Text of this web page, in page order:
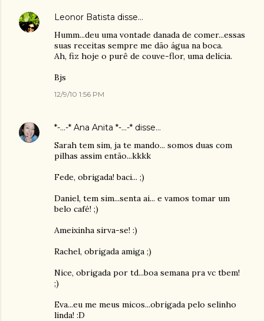
Leonor Batista disse…
Humm...deu uma vontade danada de comer...essas
suas receitas sempre me dão água na boca.
Ah, fiz hoje o purê de couve-flor, uma delícia.
Bjs
12/9/10 1:56 PM
*-...-* Ana Anita *-...-* disse…
Sarah tem sim, ja te mando... somos duas com
pilhas assim então...kkkk
Fede, obrigada! baci... ;)
Daniel, tem sim...senta ai... e vamos tomar um
belo café! ;)
Ameixinha sirva-se! :)
Rachel, obrigada amiga ;)
Nice, obrigada por td...boa semana pra vc tbem!
;)
Eva...eu me meus micos...obrigada pelo selinho
linda! :D